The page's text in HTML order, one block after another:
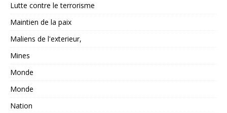
Lutte contre le terrorisme
Maintien de la paix
Maliens de l'exterieur,
Mines
Monde
Monde
Nation